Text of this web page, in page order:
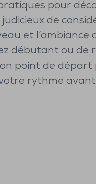
pour
de
et l’ambiance
débutant ou de
point de départ
rythme